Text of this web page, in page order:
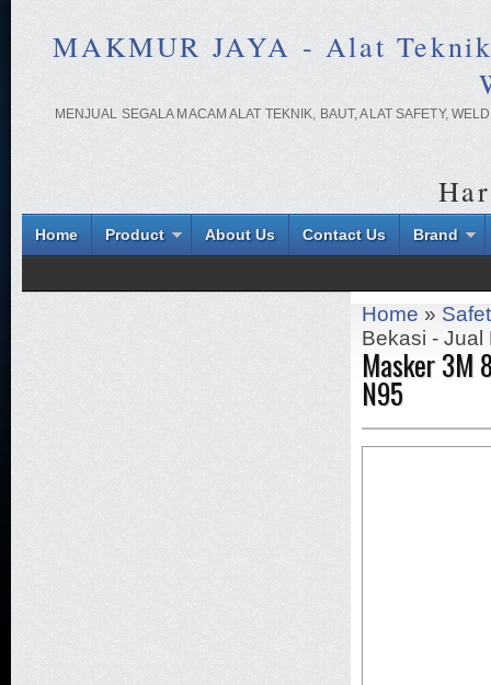
MAKMUR JAYA - Alat
MENJUAL SEGALA MACAM ALAT TEKNIK, BAUT, ALAT SAFETY,
Home Product About Us Contact Us Brand
Home »
Bekasi - Jual
Masker 3M
N95